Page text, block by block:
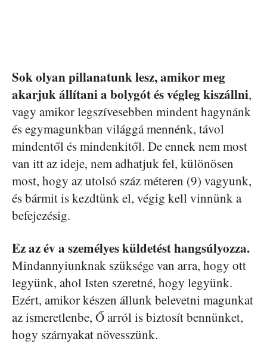
Sok olyan pillanatunk lesz, amikor meg
akarjuk állítani a bolygót és végleg kiszállni,
vagy amikor legszívesebben mindent hagynánk
és egymagunkban világgá mennénk, távol
mindentől és mindenkitől. De ennek nem most
van itt az ideje, nem adhatjuk fel, különösen
most, hogy az utolsó száz méteren (9) vagyunk,
és bármit is kezdtünk el, végig kell vinnünk a
befejezésig.
Ez az év a személyes küldetést hangsúlyozza.
Mindannyiunknak szüksége van arra, hogy ott
legyünk, ahol Isten szeretné, hogy legyünk.
Ezért, amikor készen állunk belevetni magunkat
az ismeretlenbe, Ő arról is biztosít bennünket,
hogy szárnyakat növesszünk.